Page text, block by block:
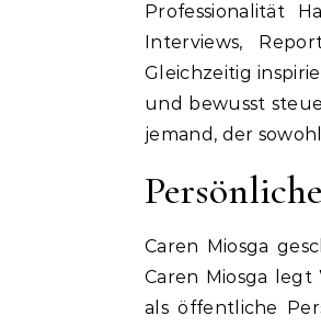
Professionalität
Interviews,
Gleichzeitig
und bewusst
jemand, der
Caren Miosga
Caren Miosga
als öffentliche